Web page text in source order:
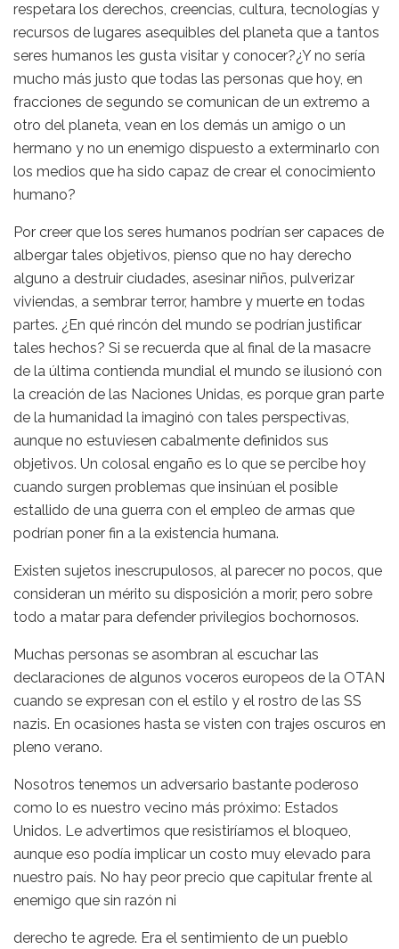
respetara los derechos, creencias, cultura, tecnologías y
recursos de lugares asequibles del planeta que a tantos
seres humanos les gusta visitar y conocer?¿Y no sería
mucho más justo que todas las personas que hoy, en
fracciones de segundo se comunican de un extremo a
otro del planeta, vean en los demás un amigo o un
hermano y no un enemigo dispuesto a exterminarlo con
los medios que ha sido capaz de crear el conocimiento
humano?
Por creer que los seres humanos podrían ser capaces de
albergar tales objetivos, pienso que no hay derecho
alguno a destruir ciudades, asesinar niños, pulverizar
viviendas, a sembrar terror, hambre y muerte en todas
partes. ¿En qué rincón del mundo se podrían justificar
tales hechos? Si se recuerda que al final de la masacre
de la última contienda mundial el mundo se ilusionó con
la creación de las Naciones Unidas, es porque gran parte
de la humanidad la imaginó con tales perspectivas,
aunque no estuviesen cabalmente definidos sus
objetivos. Un colosal engaño es lo que se percibe hoy
cuando surgen problemas que insinúan el posible
estallido de una guerra con el empleo de armas que
podrían poner fin a la existencia humana.
Existen sujetos inescrupulosos, al parecer no pocos, que
consideran un mérito su disposición a morir, pero sobre
todo a matar para defender privilegios bochornosos.
Muchas personas se asombran al escuchar las
declaraciones de algunos voceros europeos de la OTAN
cuando se expresan con el estilo y el rostro de las SS
nazis. En ocasiones hasta se visten con trajes oscuros en
pleno verano.
Nosotros tenemos un adversario bastante poderoso
como lo es nuestro vecino más próximo: Estados
Unidos. Le advertimos que resistiríamos el bloqueo,
aunque eso podía implicar un costo muy elevado para
nuestro país. No hay peor precio que capitular frente al
enemigo que sin razón ni
derecho te agrede. Era el sentimiento de un pueblo